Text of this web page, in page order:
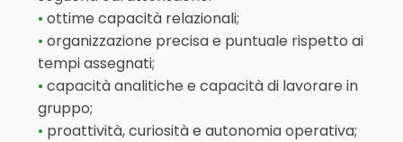
ottime capacità relazionali;
organizzazione precisa e puntuale rispetto ai
tempi assegnati;
capacità analitiche e capacità di lavorare in
gruppo;
proattività, curiosità e autonomia operativa;